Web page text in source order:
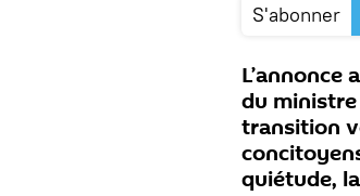
S'abonner
du ministre
transition
quiétude,